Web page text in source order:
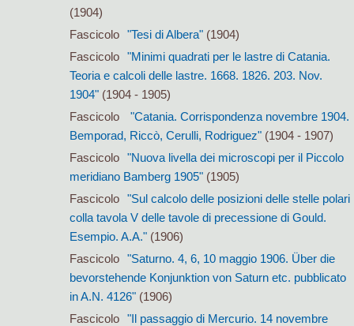
(1904)
Fascicolo
"Tesi di Albera"(1904)
Fascicolo
"Minimi quadrati per le lastre di Catania.
Teoria e calcoli delle lastre. 1668. 1826. 203. Nov.
1904"(1904 - 1905)
Fascicolo
"Catania. Corrispondenza novembre 1904.
Bemporad, Riccò, Cerulli, Rodriguez"(1904 - 1907)
Fascicolo
"Nuova livella dei microscopi per il Piccolo
meridiano Bamberg 1905"(1905)
Fascicolo
"Sul calcolo delle posizioni delle stelle polari
colla tavola V delle tavole di precessione di Gould.
Esempio. A.A."(1906)
Fascicolo
"Saturno. 4, 6, 10 maggio 1906. Über die
bevorstehende Konjunktion von Saturn etc. pubblicato
in A.N. 4126"(1906)
Fascicolo
"Il passaggio di Mercurio. 14 novembre